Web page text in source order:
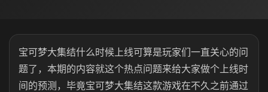
宝可梦大集结什么时候上线可算是玩家们一直关心的问
题了，本期的内容就这个热点问题来给大家做个上线时
间的预测，毕竟宝可梦大集结这款游戏在不久之前通过